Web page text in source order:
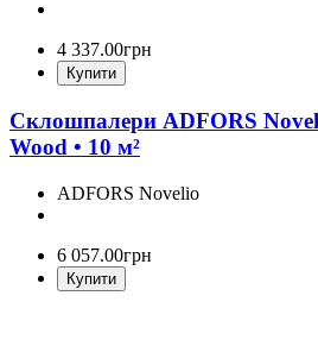
4 337.00грн
Купити
Склошпалери ADFORS
Wood • 10 м²
ADFORS Novelio
6 057.00грн
Купити